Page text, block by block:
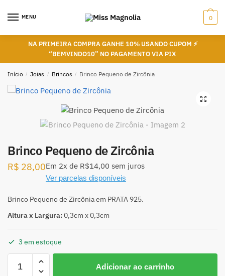
MENU 0
NA PRIMEIRA COMPRA GANHE 10% USANDO CUPOM ⚡
“BEMVINDO10” NO PAGAMENTO VIA PIX
Início / Joias / Brincos / Brinco Pequeno de Zircônia
🔍
Brinco Pequeno de Zircônia
R$ 28,00Em 2x de R$14,00 sem juros
Ver parcelas disponíveis
Brinco Pequeno de Zircônia em PRATA 925.
Altura x Largura: 0,3cm x 0,3cm
3 em estoque
Pequeno
Adicionar ao carrinho